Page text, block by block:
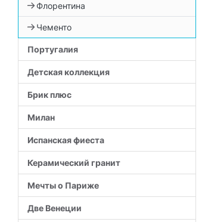
Флорентина
Чементо
Португалия
Детская коллекция
Брик плюс
Милан
Испанская фиеста
Керамический гранит
Мечты о Париже
Две Венеции